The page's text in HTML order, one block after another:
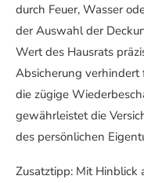
durch Feuer, Wasser
der Auswahl der
Wert des Hausrats
Absicherung verhindert
die zügige
gewährleistet die
des persönlichen
Zusatztipp: Mit Hinblick